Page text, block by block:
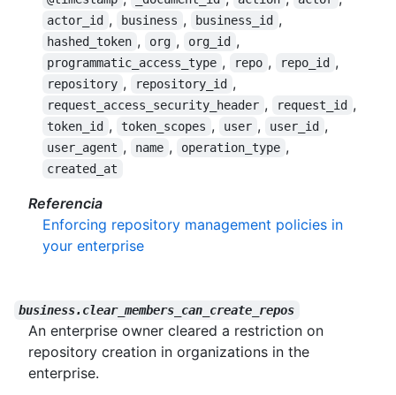
actor_id , business , business_id ,
hashed_token , org , org_id ,
programmatic_access_type , repo , repo_id ,
repository , repository_id ,
request_access_security_header , request_id ,
token_id , token_scopes , user , user_id ,
user_agent , name , operation_type ,
created_at
Referencia
Enforcing repository management policies in
your enterprise
business.clear_members_can_create_repos
An enterprise owner cleared a restriction on
repository creation in organizations in the
enterprise.